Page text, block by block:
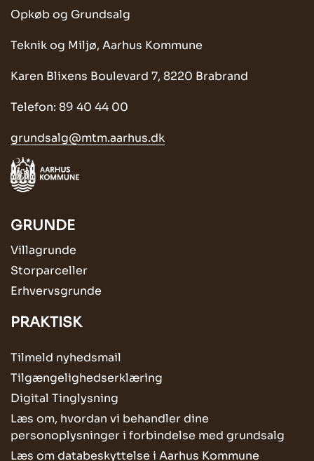
Opkøb og Grundsalg
Teknik og Miljø, Aarhus Kommune
Karen Blixens Boulevard 7, 8220 Brabrand
Telefon: 89 40 44 00
grundsalg@mtm.aarhus.dk
GRUNDE
Villagrunde
Storparceller
Erhvervsgrunde
PRAKTISK
Tilmeld nyhedsmail
Tilgængelighedserklæring
Digital Tinglysning
Læs om, hvordan vi behandler dine
personoplysninger i forbindelse med grundsalg
Læs om databeskyttelse i Aarhus Kommune